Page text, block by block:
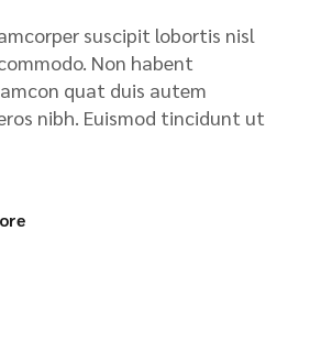
suscipit lobortis nisl
Non habent
quat duis autem
nibh. Euismod tincidunt ut